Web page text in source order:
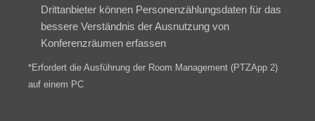
Drittanbieter können Personenzählungsdaten für das
bessere Verständnis der Ausnutzung von
Konferenzräumen erfassen
*Erfordert die Ausführung der Room Management (PTZApp 2)
auf einem PC